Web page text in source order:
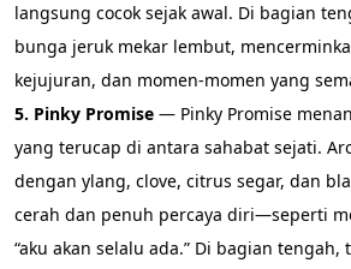
langsung cocok sejak awal. Di bagian
bunga jeruk mekar lembut,
kejujuran, dan momen-momen yang
5. Pinky Promise — Pinky Promise
yang terucap di antara sahabat sejati.
dengan ylang, clove, citrus segar, dan
cerah dan penuh percaya diri—seperti
“aku akan selalu ada.” Di bagian tengah,